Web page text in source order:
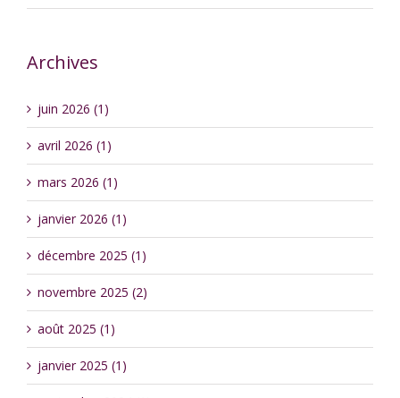
Archives
juin 2026 (1)
avril 2026 (1)
mars 2026 (1)
janvier 2026 (1)
décembre 2025 (1)
novembre 2025 (2)
août 2025 (1)
janvier 2025 (1)